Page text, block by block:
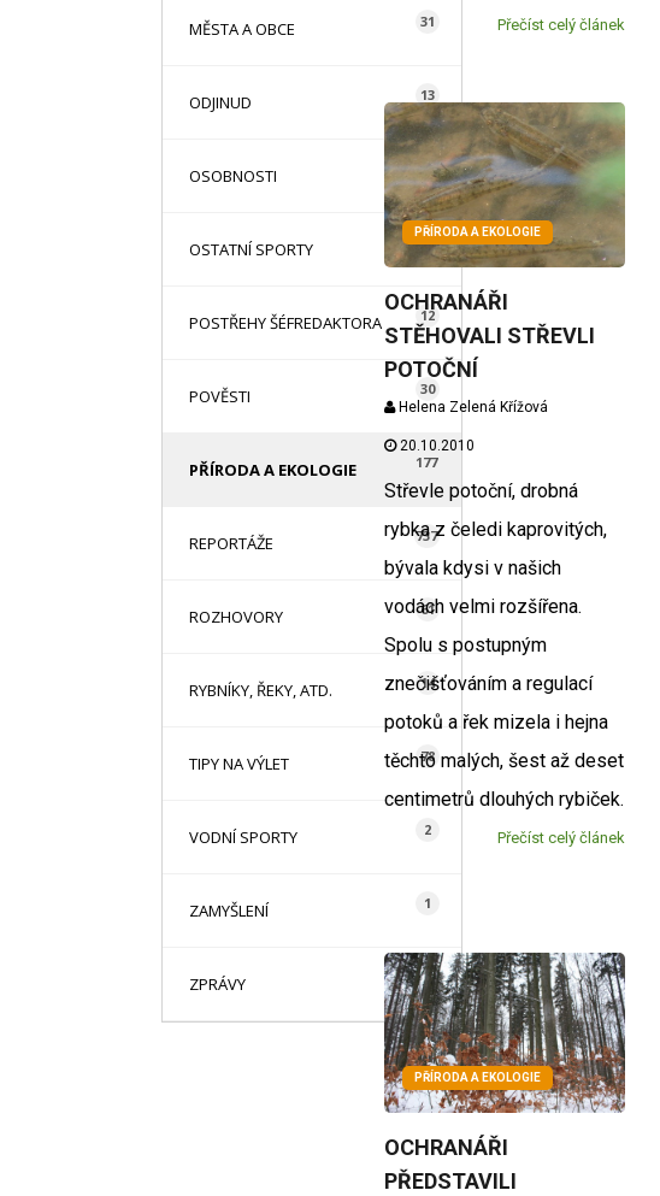
MĚSTA A OBCE 31
ODJINUD 13
OSOBNOSTI 42
OSTATNÍ SPORTY 71
POSTŘEHY ŠÉFREDAKTORA 12
POVĚSTI 30
PŘÍRODA A EKOLOGIE 177
REPORTÁŽE 737
ROZHOVORY 61
RYBNÍKY, ŘEKY, ATD. 14
TIPY NA VÝLET 78
VODNÍ SPORTY 2
ZAMYŠLENÍ 1
ZPRÁVY 85
Přečíst celý článek
PŘÍRODA A EKOLOGIE
OCHRANÁŘI
STĚHOVALI STŘEVLI
POTOČNÍ
Helena Zelená Křížová
20.10.2010
Střevle potoční, drobná
rybka z čeledi kaprovitých,
bývala kdysi v našich
vodách velmi rozšířena.
Spolu s postupným
znečišťováním a regulací
potoků a řek mizela i hejna
těchto malých, šest až deset
centimetrů dlouhých rybiček.
Přečíst celý článek
PŘÍRODA A EKOLOGIE
OCHRANÁŘI
PŘEDSTAVILI